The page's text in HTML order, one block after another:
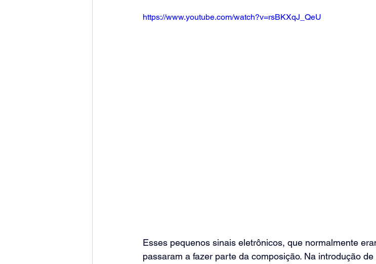
https://www.youtube.com/watch?v=rsBKXqJ_QeU
Esses pequenos sinais eletrônicos, que normalmente
passaram a fazer parte da composição. Na introdução de